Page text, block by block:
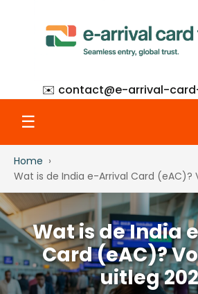
✉️ contact@e-arrival-
☰
Home
What Is eAC
How to Apply
Home
Wat is de India e-Arrival Card (eAC)?
Wat is de India
Card (eAC)?
uitleg